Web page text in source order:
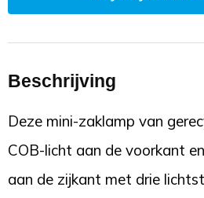
Beschrijving
Deze mini-zaklamp van
COB-licht aan de voorkant
aan de zijkant met drie